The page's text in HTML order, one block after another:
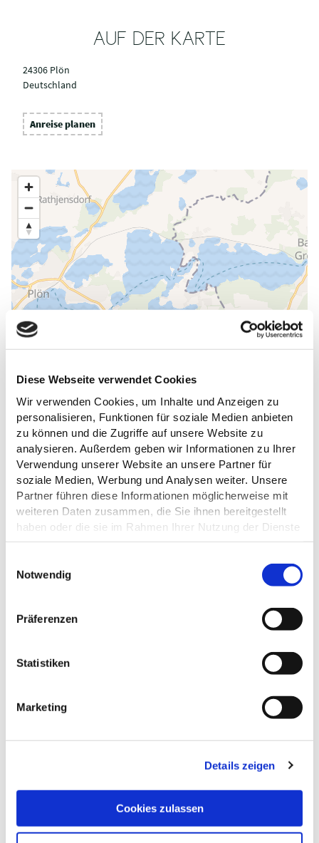
Diese Webseite verwendet Cookies
Wir verwenden Cookies, um Inhalte und Anzeigen zu
personalisieren, Funktionen für soziale Medien anbieten
zu können und die Zugriffe auf unsere Website zu
analysieren. Außerdem geben wir Informationen zu Ihrer
Verwendung unserer Website an unsere Partner für
soziale Medien, Werbung und Analysen weiter. Unsere
Partner führen diese Informationen möglicherweise mit
weiteren Daten zusammen, die Sie ihnen bereitgestellt
haben oder die sie im Rahmen Ihrer Nutzung der Dienste
gesammelt haben.
Datenschutz
Notwendig
Präferenzen
Statistiken
Marketing
Details zeigen
Cookies zulassen
AUF DER KARTE
24306 Plön
Deutschland
Anreise planen
DAS KÖNNTE DICH AUCH
INTERESSIEREN
BADESTELLE STADTHEIDE
Plön
TZHS Anne Weise